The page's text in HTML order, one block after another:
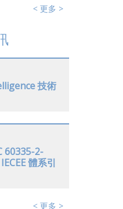
< 更多 >
技術
60335-2-
體系引
< 更多 >